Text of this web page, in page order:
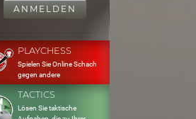
ANMELDEN
PLAYCHESS
Spielen Sie Online Schach
gegen andere
TACTICS
Lösen Sie taktische